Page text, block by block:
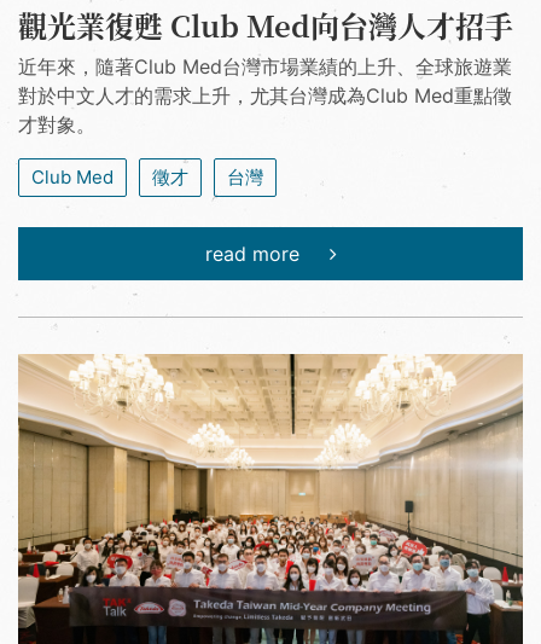
觀光業復甦 Club Med向台灣人才招手
近年來，隨著Club Med台灣市場業績的上升、全球旅遊業
對於中文人才的需求上升，尤其台灣成為Club Med重點徵
才對象。
Club Med 徵才 台灣
read more